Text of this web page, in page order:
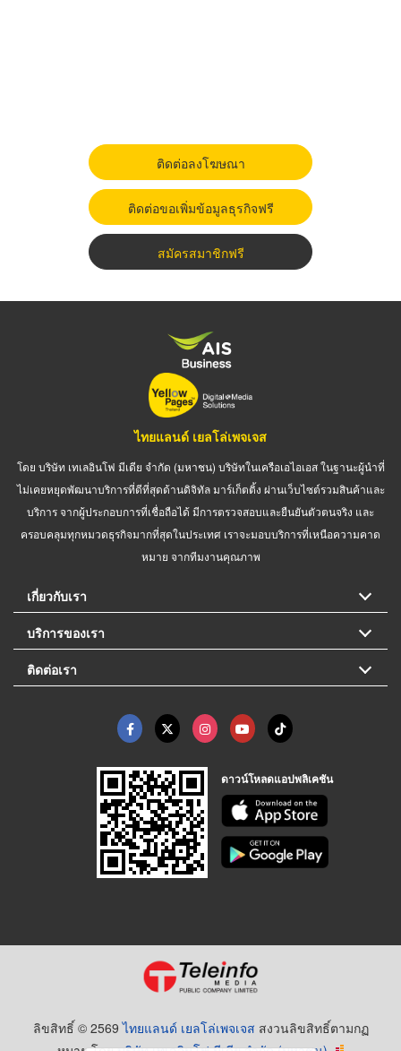
ติดต่อลงโฆษณา
ติดต่อขอเพิ่มข้อมูลธุรกิจฟรี
สมัครสมาชิกฟรี
ไทยแลนด์ เยลโล่เพจเจส
โดย บริษัท เทเลอินโฟ มีเดีย จำกัด (มหาชน) บริษัทในเครือเอไอเอส ในฐานะผู้นำที่
ไม่เคยหยุดพัฒนาบริการที่ดีที่สุดด้านดิจิทัล มาร์เก็ตติ้ง ผ่านเว็บไซต์รวมสินค้าและ
บริการ จากผู้ประกอบการที่เชื่อถือได้ มีการตรวจสอบและยืนยันตัวตนจริง และ
ครอบคลุมทุกหมวดธุรกิจมากที่สุดในประเทศ เราจะมอบบริการที่เหนือความคาด
หมาย จากทีมงานคุณภาพ
เกี่ยวกับเรา
บริการของเรา
ติดต่อเรา
ดาวน์โหลดแอปพลิเคชัน
ลิขสิทธิ์ © 2569ไทยแลนด์ เยลโล่เพจเจส สงวนลิขสิทธิ์ตามกฏ